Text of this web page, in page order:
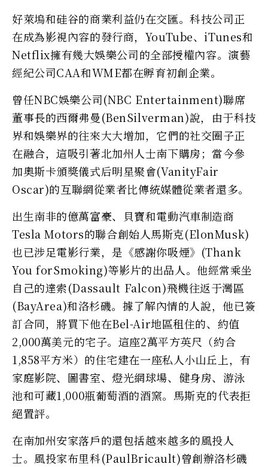
好萊塢和硅谷的商業利益仍在交匯。科技公司正
在成為影視內容的發行商，YouTube、iTunes和
Netflix擁有幾大娛樂公司的全部授權內容。演藝
經紀公司CAA和WME都在孵育初創企業。
曾任NBC娛樂公司(NBC Entertainment)聯席
董事長的西爾弗曼(BenSilverman)說，由于科技
界和娛樂界的往來大大增加，它們的社交圈子正
在融合，這吸引著北加州人士南下購房；當今參
加奧斯卡頒獎儀式后明星聚會(VanityFair
Oscar)的互聯網從業者比傳統媒體從業者還多。
出生南非的億萬富豪、貝寶和電動汽車制造商
Tesla Motors的聯合創始人馬斯克(ElonMusk)
也已涉足電影行業，是《感謝你吸煙》(Thank
You forSmoking)等影片的出品人。他經常乘坐
自己的達索(Dassault Falcon)飛機往返于灣區
(BayArea)和洛杉磯。據了解內情的人說，他已簽
訂合同，將買下他在Bel-Air地區租住的、約值
2,000萬美元的宅子。這座2萬平方英尺（約合
1,858平方米）的住宅建在一座私人小山丘上，有
家庭影院、圖書室、燈光網球場、健身房、游泳
池和可藏1,000瓶葡萄酒的酒窯。馬斯克的代表拒
絕置評。
在南加州安家落戶的還包括越來越多的風投人
士。風投家布里科(PaulBricault)曾創辦洛杉磯